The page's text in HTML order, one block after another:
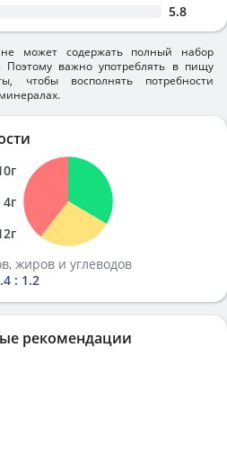
5.8
не может содержать полный набор
важно употреблять в пищу
чтобы восполнять потребности
г
4г
г
жиров и углеводов
: 1.2
рекомендации